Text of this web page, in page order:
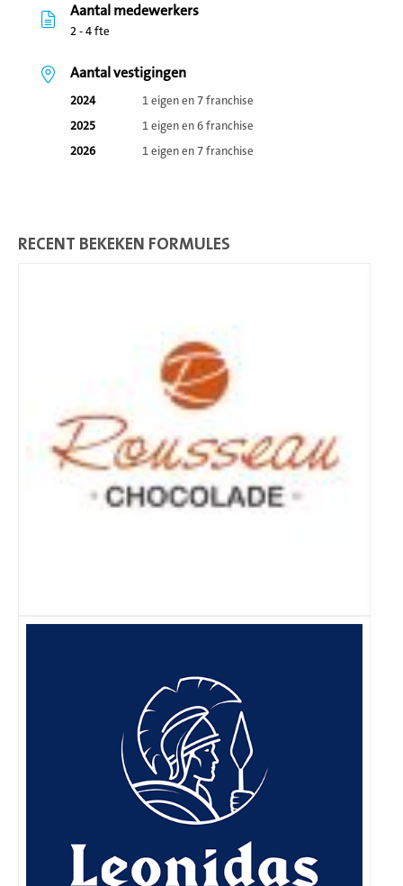
Aantal medewerkers
2 - 4 fte
Aantal vestigingen
2024
1 eigen en 7 franchise
2025
1 eigen en 6 franchise
2026
1 eigen en 7 franchise
RECENT BEKEKEN FORMULES
Lees